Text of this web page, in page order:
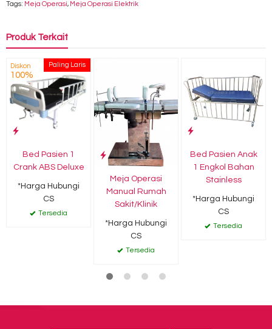
Tags: Meja Operasi, Meja Operasi Elektrik
Produk Terkait
Paling Laris
Diskon
100%
Bed Pasien 1
Crank ABS Deluxe
*Harga Hubungi
CS
Tersedia
Meja Operasi
Manual Rumah
Sakit/Klinik
*Harga Hubungi
CS
Tersedia
Bed Pasien Anak
1 Engkol Bahan
Stainless
*Harga Hubungi
CS
Tersedia